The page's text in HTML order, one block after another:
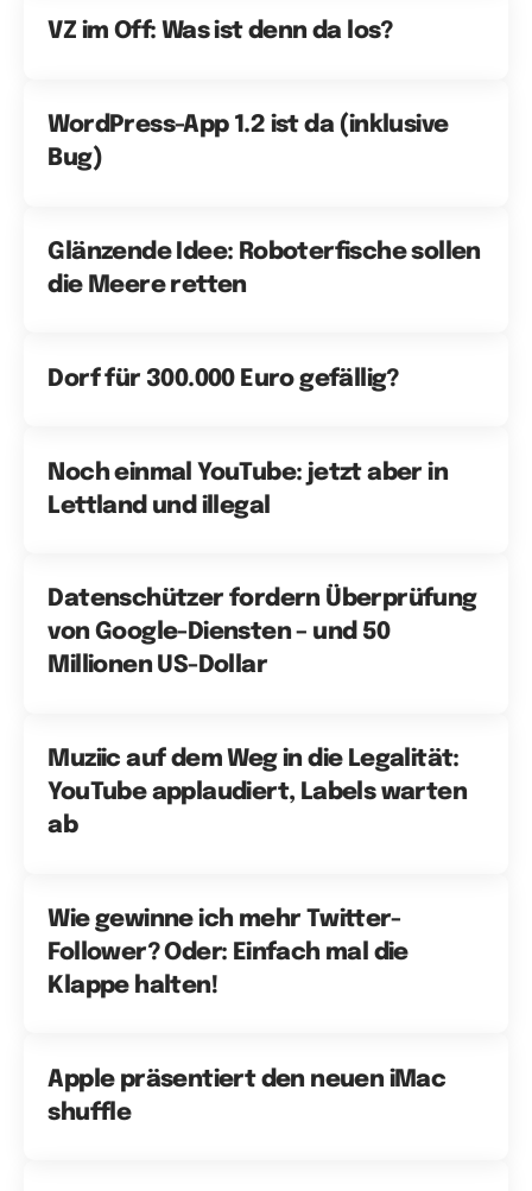
VZ im Off: Was ist denn da los?
WordPress-App 1.2 ist da (inklusive
Bug)
Glänzende Idee: Roboterfische sollen
die Meere retten
Dorf für 300.000 Euro gefällig?
Noch einmal YouTube: jetzt aber in
Lettland und illegal
Datenschützer fordern Überprüfung
von Google-Diensten – und 50
Millionen US-Dollar
Muziic auf dem Weg in die Legalität:
YouTube applaudiert, Labels warten
ab
Wie gewinne ich mehr Twitter-
Follower? Oder: Einfach mal die
Klappe halten!
Apple präsentiert den neuen iMac
shuffle